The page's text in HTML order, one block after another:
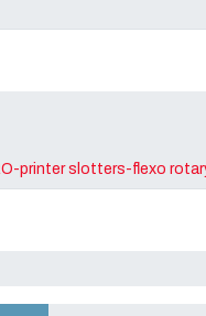
printer slotters-flexo